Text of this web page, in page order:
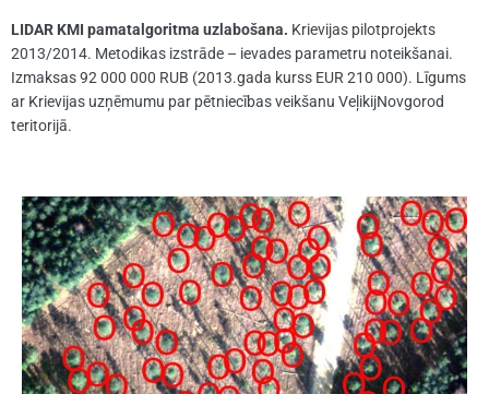
LIDAR KMI pamatalgoritma uzlabošana. Krievijas pilotprojekts
2013/2014. Metodikas izstrāde – ievades parametru noteikšanai.
Izmaksas 92 000 000 RUB (2013.gada kurss EUR 210 000). Līgums
ar Krievijas uzņēmumu par pētniecības veikšanu VeļikijNovgorod
teritorijā.